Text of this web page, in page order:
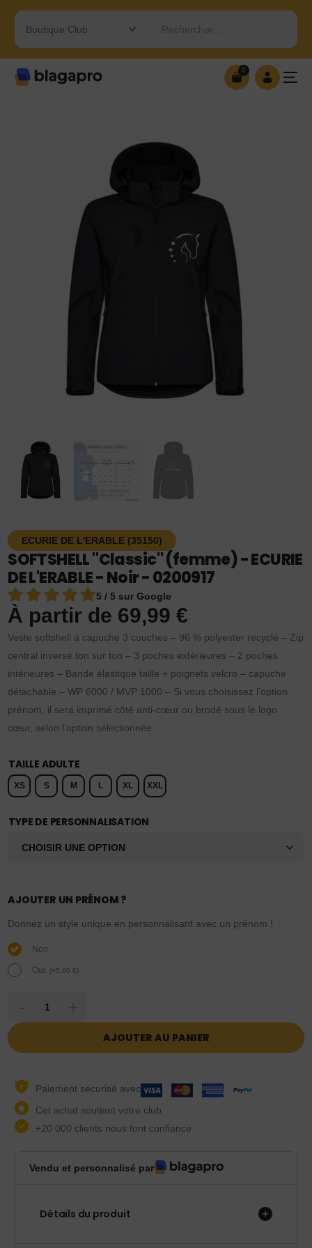
Rechercher…
0
ECURIE DE L'ERABLE (35150)
SOFTSHELL "Classic" (femme) - ECURIE
DE L'ERABLE - Noir - 0200917
5 / 5 sur Google
À partir de 69,99€
Veste softshell à capuche 3 couches – 96 % polyester recyclé – Zip
central inversé ton sur ton – 3 poches extérieures – 2 poches
intérieures – Bande élastique taille + poignets velcro – capuche
détachable – WP 6000 / MVP 1000 – Si vous choisissez l’option
prénom, il sera imprimé côté anti-cœur ou brodé sous le logo
cœur, selon l’option sélectionnée.
TAILLE ADULTE
XS S M L XL XXL
TYPE DE PERSONNALISATION
AJOUTER UN PRÉNOM ?
Donnez un style unique en personnalisant avec un prénom !
Non
Oui. (+5,00€)
AJOUTER AU PANIER
Paiement sécurisé avec
Cet achat soutient votre club
+20 000 clients nous font confiance
Vendu et personnalisé par
Détails du produit